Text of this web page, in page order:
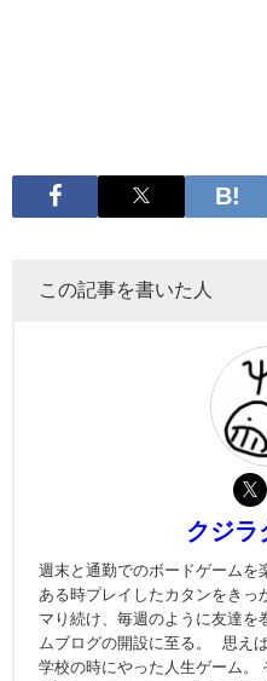
この記事を書いた人
クジラ
週末と通勤でのボードゲームを
ある時プレイしたカタンをきっ
マり続け、毎週のように友達を
ムブログの開設に至る。 思え
学校の時にやった人生ゲーム。